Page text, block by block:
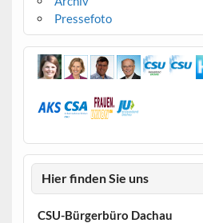
Pressefoto
Hier finden Sie uns
CSU-Bürgerbüro Dachau